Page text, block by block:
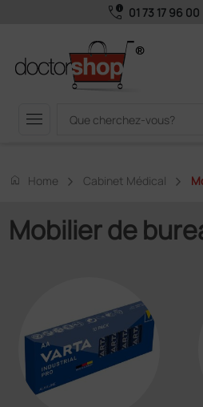
call_quality 01 73 17 96 00
menu
home Home Cabinet Médical
Mobilier de